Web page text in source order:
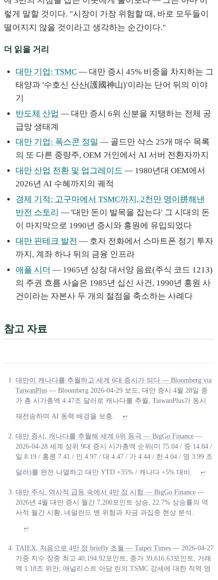
렇게 말할 것이다. "시장이 가장 위험할 때, 바로 모두들이
떨어지지 않을 것이라고 생각하는 순간이다."
더 읽을 거리
대만 기업: TSMC — 대만 증시 45% 비중을 차지하는 그
태양과 '수호신 산산(護國神山)'이라는 단어 뒤의 이야
기
반도체 산업 — 대만 증시 6위 신분을 지탱하는 전체 공
급망 생태계
대만 기업: 폭스콘 정밀 — 골드만 삭스 25개 매수 목록
의 또 다른 중량주, OEM 거인에서 AI 서버 전환자까지
대만 산업 전환 및 업그레이드 — 1980년대 OEM에서
2026년 AI 수혜까지의 궤적
경제 기적: 고구마에서 TSMC까지, 2천만 명이拼해낸
반전 스토리 — '대만 돈이 발목을 잡는다' 그 시대의 돈
이 마지막으로 1990년 증시와 홍원에 유입되었다
대만 핀테크 발전 — 호자 전화에서 스마트폰 정기 투자
까지, 계좌 하나 뒤의 금융 인프라
애플 시더 — 1965년 상장 대서양 음료(주식 코드 1213)
의 주권 흐름 사슬은 1985년 십신 사건, 1990년 홍원 사
건이라는 자본사 두 개의 절점을 축소하는 사례다
참고 자료
대만이 캐나다를 추월하고 세계 6대 증시가 되다 — Bloomberg via
TaiwanPlus — Bloomberg 2026-04-29 보도, 대만 증시 4월 28일 종
가 총 시가총액 4.47조 달러로 캐나다를 추월, TaiwanPlus가 동시
재전송하며 AI 동력 배경을 보충. ↩
대만 증시, 캐나다를 추월해 세계 6위 등극 — BigGo Finance —
2026-04-28 세계 상위 9대 증시 시가총액 순위(미 75.04 / 중 14.84 /
일 8.19 / 홍콩 7.41 / 인 4.97 / 대 4.47 / 가 4.44 / 한 4.04 / 영 3.99 조
달러)를 완전 나열하고 대만 YTD +35% / 캐나다 +5% 대비. ↩
대만 주식, 역사적 급등 속에서 4만 점 시험 — BigGo Finance —
2026년 4월 대만 증시 월간 7,200포인트 상승, 22.7% 상승률의 역
사적 월간 시황, 네덜란드 병 위험과 자금 과집중 현상 분석.
↩
TAIEX, 처음으로 4만 점 briefly 초월 — Taipei Times — 2026-04-27
가중 지수 장중 최고 40,194.92포인트, 종가 39,616.63포인트, 거래
액 1.18조 위안; 애널리스트 아담 린의 TSMC 강세에 대한 직역 영